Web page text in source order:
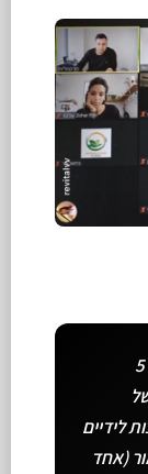
״תשמע יהב שינתם לי את החיים. אחרי 5
לידיים
(אחד